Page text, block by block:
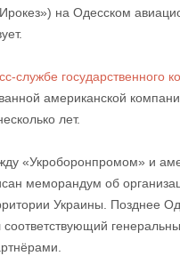
на Одесском
службе государственного
американской
лет.
«Укроборонпромом» и
меморандум об
Украины. Позднее